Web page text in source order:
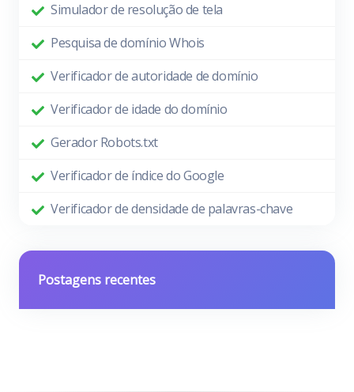
Simulador de resolução de tela
Pesquisa de domínio Whois
Verificador de autoridade de domínio
Verificador de idade do domínio
Gerador Robots.txt
Verificador de índice do Google
Verificador de densidade de palavras-chave
Postagens recentes